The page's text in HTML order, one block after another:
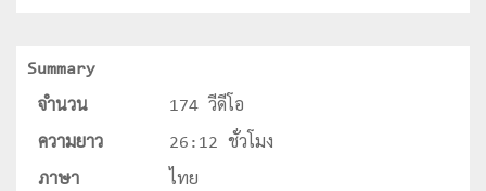
Summary
จำนวน 174 วีดีโอ
ความยาว 26:12 ชั่วโมง
ภาษา ไทย